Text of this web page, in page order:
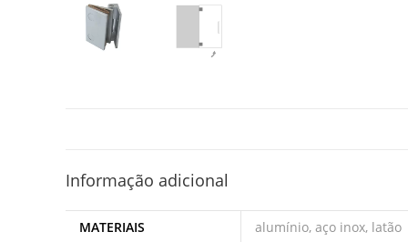
Informação adicional
MATERIAIS
alumínio, aço inox, latão